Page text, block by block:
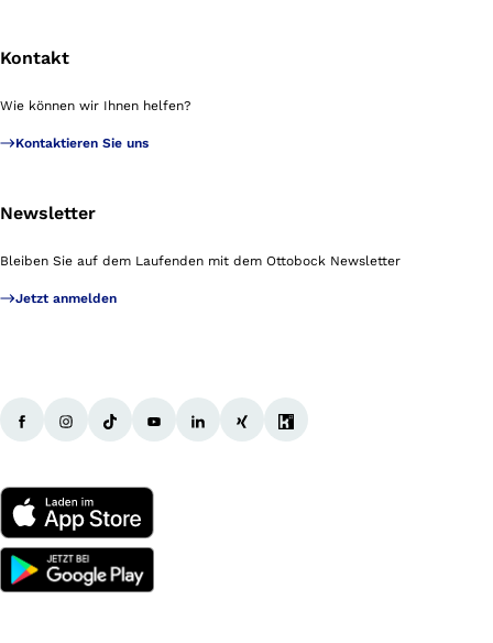
Kontakt
Wie können wir Ihnen helfen?
Kontaktieren Sie uns
Newsletter
Bleiben Sie auf dem Laufenden mit dem Ottobock Newsletter
Jetzt anmelden